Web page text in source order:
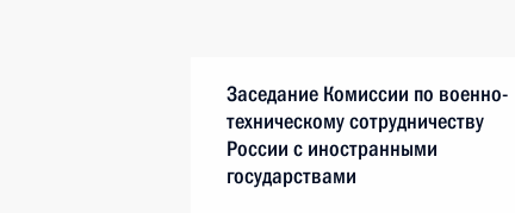
Заседание Комиссии по военно-
техническому сотрудничеству
России с иностранными
государствами